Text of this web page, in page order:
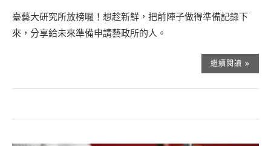
臺藝大研究所放榜囉！想趁新鮮，把前陣子做得準備記錄下
來，分享給未來準備申請藝政所的人。
繼續閱讀